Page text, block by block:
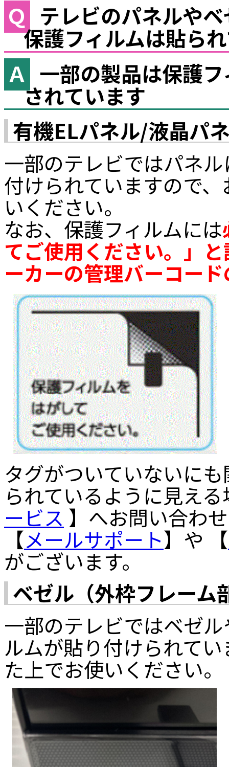
テレビのパネルや
保護フィルムは貼ら
一部の製品は保護
されています
有機ELパネル/液晶パ
一部のテレビではパネ
付けられていますので
いください。
なお、保護フィルムには
てご使用ください。」
ーカーの管理バーコー
タグがついていないに
られているように見え
ービス 】へお問い合わ
【メールサポート】や 【
がございます。
ベゼル（外枠フレーム
一部のテレビではベゼ
ルムが貼り付けられて
た上でお使いください。